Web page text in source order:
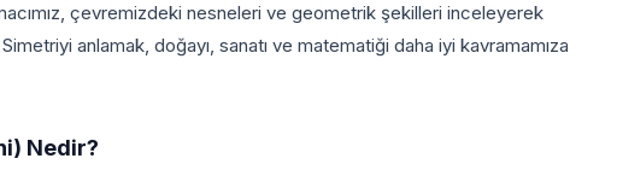
çevremizdeki nesneleri ve geometrik şekilleri inceleyerek
anlamak, doğayı, sanatı ve matematiği daha iyi kavramamıza
Nedir?